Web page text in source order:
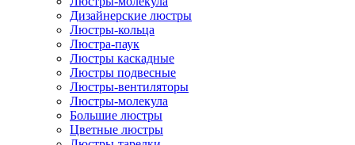
Дизайнерские люстры
Люстры-кольца
Люстра-паук
Люстры каскадные
Люстры подвесные
Люстры-вентиляторы
Люстры-молекула
Большие люстры
Цветные люстры